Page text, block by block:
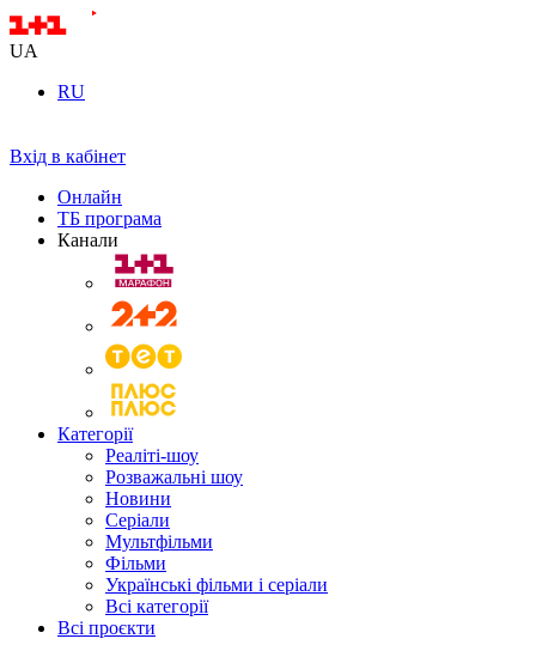
UA
RU
Вхід в кабінет
Онлайн
ТБ програма
Канали
Категорії
Реаліті-шоу
Розважальні шоу
Новини
Серіали
Мультфільми
Фільми
Українські фільми і серіали
Всі категорії
Всі проєкти